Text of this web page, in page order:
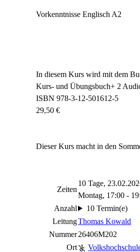
Vorkenntnisse Englisch A2
In diesem Kurs wird mit dem
Kurs- und Übungsbuch+ 2
ISBN 978-3-12-501612-5
29,50 €
Dieser Kurs macht in den
Zeiten
10 Tage,
Montag, 17:00 -
Anzahl
10 Termin(e)
LeitungThomas Kowald
Nummer26406M202
Ort